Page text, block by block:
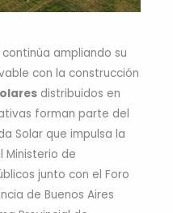
ampliando su
con la construcción
distribuidos en
forman parte del
Solar que impulsa la
Ministerio de
junto con el Foro
de Buenos Aires